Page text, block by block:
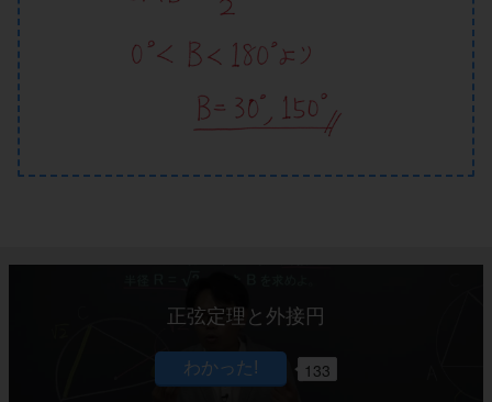
正弦定理と外接円
133